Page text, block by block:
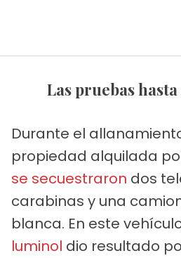
Las pruebas
Durante el
propiedad alquilada
se secuestraron dos
carabinas y una
blanca. En este
luminol dio resultado